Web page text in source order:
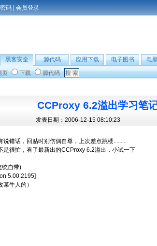
码 | 会员登录
黑客安全 源代码 应用下载 电子图书 电
页 下载 源代码
CCProxy 6.2溢出学习笔
发表日期：2006-12-15 08:10:23
错话，回贴时别伤偶自尊，上次差点跳楼.........
很忙，看了最新出的CCProxy 6.2溢出，小试一下
统自带)
5.00.2195]
牛人的）